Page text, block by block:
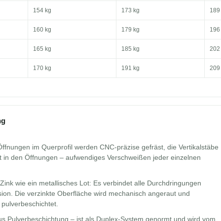
154 kg 173 kg
160 kg 179 kg
165 kg 185 kg 202
170 kg 191 kg 209
im Querprofil werden CNC-präzise gefräst, die Vertikalstäbe
den Öffnungen – aufwendiges Verschweißen jeder einzelnen
wie ein metallisches Lot: Es verbindet alle Durchdringungen
Die verzinkte Oberfläche wird mechanisch angeraut und
Pulverbeschichtung – ist als Duplex-System genormt und wird vom